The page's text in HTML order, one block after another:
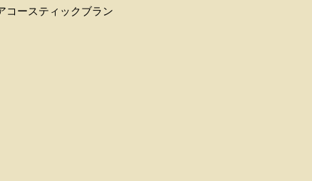
コースティックブラン